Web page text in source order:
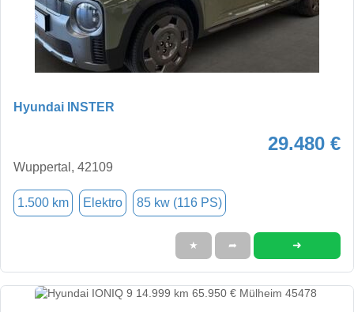
Hyundai INSTER
29.480 €
Wuppertal, 42109
1.500 km Elektro 85 kw (116 PS)
★ ➦ ➜